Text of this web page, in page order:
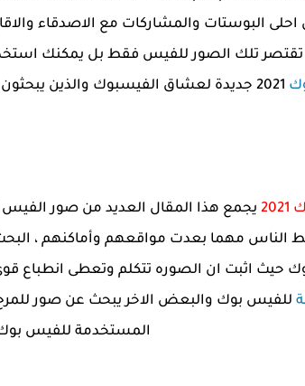
البوستات والمشاركات مع الاصدقاء
تقتصر تلك الصور للفيس فقط بل يمكنك
يجمع هذا المقال العديد من صور
الناس مهما بعدت مواقعهم وأماكنهم ،
حيث اثبت ان الصوره تتكلم وتعطى انطباع
للفيس بوك والبعض الاخر يبحث عن صور
المستخدمة للفيس